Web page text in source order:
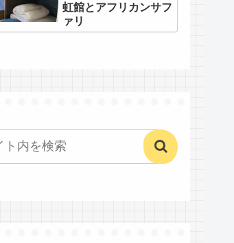
虹館とアフリカンサフ
ァリ